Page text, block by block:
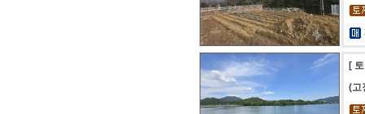
[
(고